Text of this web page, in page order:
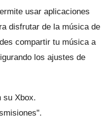
usar aplicaciones
disfrutar de la música de
compartir tu música a
los ajustes de
su Xbox.